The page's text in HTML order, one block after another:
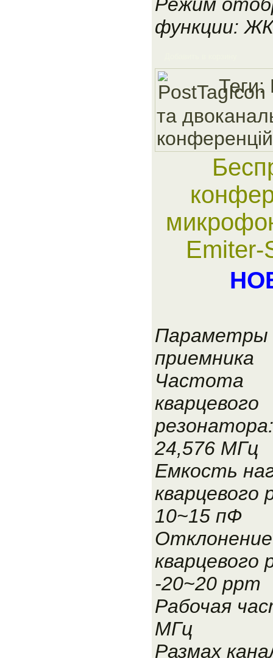
функции: ЖК
Теги:
та
Emiter-
Параметры
приемника
Частота
кварцевого
резонатора:
24,576 МГц
Емкость
кварцевого
10~15 пФ
кварцевого
-20~20 ppm
Рабочая
МГц
Размах